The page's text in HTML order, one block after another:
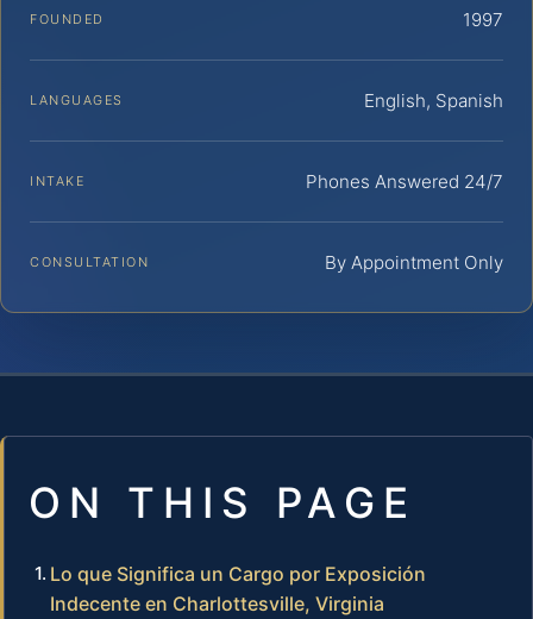
FOUNDED 1997
LANGUAGES English, Spanish
INTAKE Phones Answered 24/7
CONSULTATION By Appointment Only
ON THIS PAGE
Lo que Significa un Cargo por Exposición
Indecente en Charlottesville, Virginia